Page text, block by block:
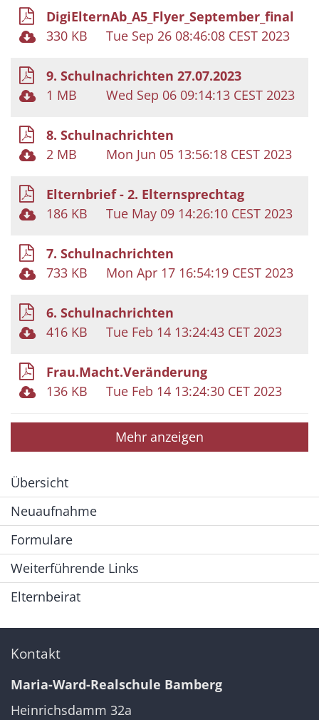
DigiElternAb_A5_Flyer_September_final
330 KB
Tue Sep 26 08:46:08 CEST 2023
9. Schulnachrichten 27.07.2023
1 MB
Wed Sep 06 09:14:13 CEST 2023
8. Schulnachrichten
2 MB
Mon Jun 05 13:56:18 CEST 2023
Elternbrief - 2. Elternsprechtag
186 KB
Tue May 09 14:26:10 CEST 2023
7. Schulnachrichten
733 KB
Mon Apr 17 16:54:19 CEST 2023
6. Schulnachrichten
416 KB
Tue Feb 14 13:24:43 CET 2023
Frau.Macht.Veränderung
136 KB
Tue Feb 14 13:24:30 CET 2023
Mehr anzeigen
Übersicht
Neuaufnahme
Formulare
Weiterführende Links
Elternbeirat
Kontakt
Maria-Ward-Realschule Bamberg
Heinrichsdamm 32a